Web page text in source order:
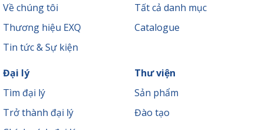
Về chúng tôi
Thương hiệu EXQ
Tin tức & Sự kiện
Tất cả danh mục
Catalogue
Đại lý
Tìm đại lý
Trở thành đại lý
Thư viện
Sản phẩm
Đào tạo